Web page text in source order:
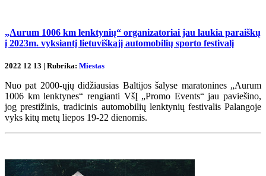
„Aurum 1006 km lenktynių“ organizatoriai jau laukia paraiškų
į 2023m. vyksiantį lietuviškąjį automobilių sporto festivalį
2022 12 13 | Rubrika: Miestas
Nuo pat 2000-ųjų didžiausias Baltijos šalyse maratonines „Aurum
1006 km lenktynes“ rengianti VšĮ „Promo Events“ jau paviešino,
jog prestižinis, tradicinis automobilių lenktynių festivalis Palangoje
vyks kitų metų liepos 19-22 dienomis.